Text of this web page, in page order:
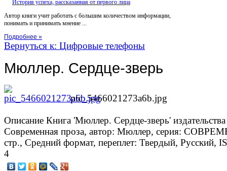
Автор книги учит работать с большим количеством информации,
понимать и принимать мнение ...
Подробнее »
Вернуться к: Цифровые телефоны
Мюллер. Сердце-зверь
pic_5466021273a6b.jpg
Описание Книга 'Мюллер. Сердце-зверь'
Современная проза, автор: Мюллер, серия:
стр., Средний формат, переплет: Твердый, Русский,
4